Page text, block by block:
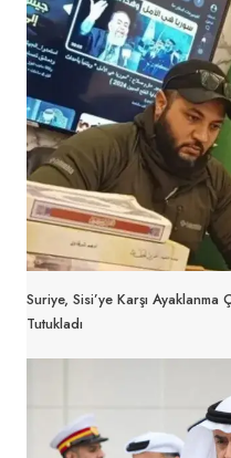
Suriye, Sisi’ye Karşı Ayaklanma
Tutukladı